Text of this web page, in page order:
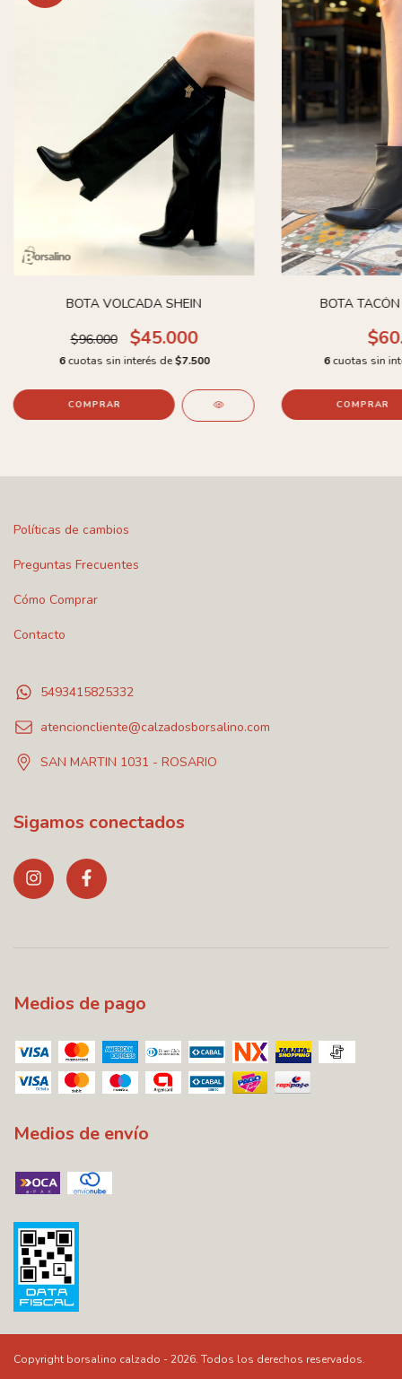
BOTA VOLCADA SHEIN
$96.000 $45.000
6 cuotas sin interés de$7.500
COMPRAR
BOTA
6 cuotas sin
COMPRAR
Políticas de cambios
Preguntas Frecuentes
Cómo Comprar
Contacto
5493415825332
atencioncliente@calzadosborsalino.com
SAN MARTIN 1031 - ROSARIO
Sigamos conectados
Medios de pago
Medios de envío
Copyright borsalino calzado - 2026. Todos los derechos reservados.